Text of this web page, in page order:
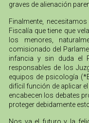
graves de alienación
Finalmente,
Fiscalía que tiene que
los menores,
comisionado del
infancia y sin duda el
responsables de los
equipos de psicología
difícil función de aplicar
encabecen los debates
proteger debidamente